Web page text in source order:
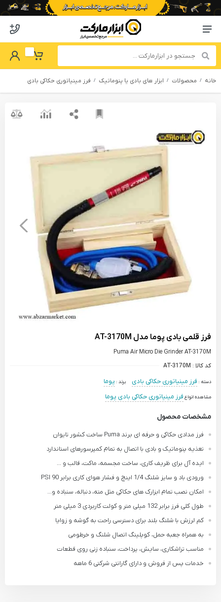
Menu Navigation
My Basket
Password
خانه محصولات ابزار های بادی یا پنوماتیک فرز مینیاتوری حکاکی بادی
فرز قلمی بادی پوما مدل AT-3170M
Puma Air Micro Die Grinder AT-3170M
کد کالا : AT-3170M
دسته : فرز مینیاتوری حکاکی بادی برند : پوما
مشاهده انواع فرز مینیاتوری حکاکی بادی پوما
مشخصات محصول
فرز مدادی حکاکی و حرفه ای برند Puma ساخت کشور تایوان
تغذیه پنوماتیک و بادی با اتصال به تمام کمپرسورهای استاندارد
ایده آل برای ظریف کاری، ساخت مجسمه، ماکت، قالب و ...
ورودی باد و سایز شلنگ 1/4 اینچ و فشار هوای کاری برابر 90 PSI
امکان نصب تمام ابزارک های حکاکی مثل مته، دنباله، سنباده و...
طول کلی فرز برابر 132 میلی متر و کولت کاربردی 3 میلی متر
کم لرزش با شلنگ بلند برای دسترسی راحت به گوشه و زوایا
به همراه جعبه حمل، کوپلینگ اتصال شلنگ و خرطومی
مناسب تراشکاری، سایش، پرداخت، سنباده زنی روی قطعات
خدمات پس از فروش و دارای گارانتی شرکتی 6 ماهه